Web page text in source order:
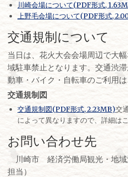
川崎会場について(PDF形式,
上野毛会場について(PDF形式,
交通規制について
当日は、花火大会会場周辺で大
域駐車禁止となります。交通渋
動車・バイク・自転車のご利用は
交通規制図
交通規制図(PDF形式, 2.23MB)交
によって異なりますので、詳細は
お問い合わせ先
川崎市 経済労働局観光・地域
担当）